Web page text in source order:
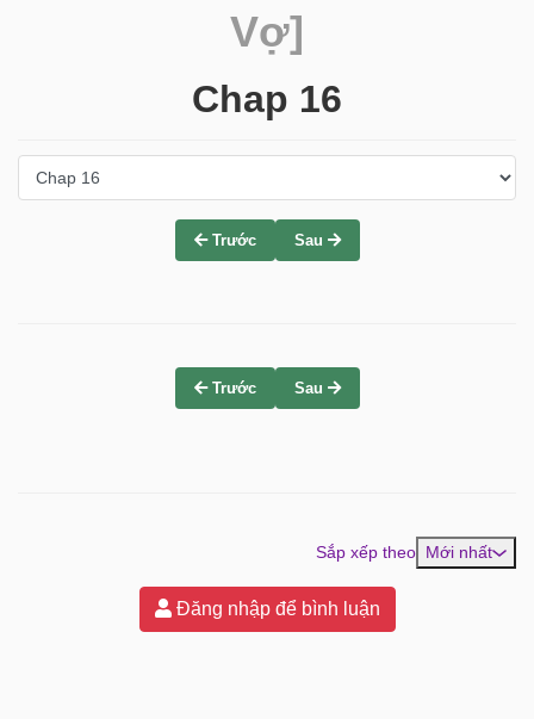
Vợ]
Chap 16
Trước Sau
Trước Sau
Sắp xếp theo Mới nhất
Đăng nhập để bình luận